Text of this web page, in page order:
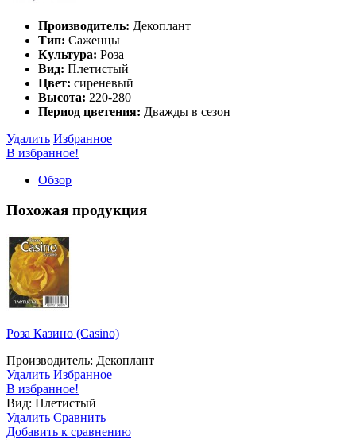
Производитель: Декоплант
Тип: Саженцы
Культура: Роза
Вид: Плетистый
Цвет: сиреневый
Высота: 220-280
Период цветения: Дважды в сезон
Удалить Избранное
В избранное!
Обзор
Похожая продукция
Роза Казино (Casino)
Производитель: Декоплант
Удалить Избранное
В избранное!
Вид: Плетистый
Удалить Сравнить
Добавить к сравнению